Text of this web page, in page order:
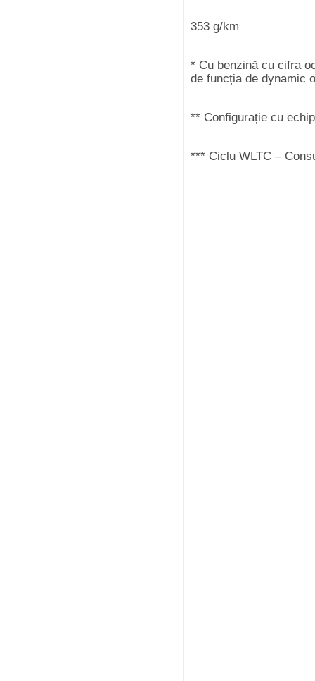
353 g/km
* Cu benzină cu cifra
de funcția de dynamic
** Configurație cu
*** Ciclu WLTC –